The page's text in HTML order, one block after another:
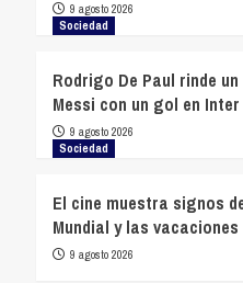
9 agosto 2026
Sociedad
Rodrigo De Paul rinde
Messi con un gol en
9 agosto 2026
Sociedad
El cine muestra signos
Mundial y las
9 agosto 2026